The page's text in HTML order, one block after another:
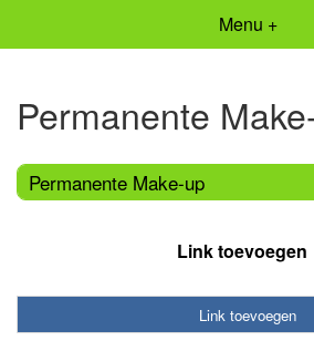
Menu +
Permanente
Permanente Make-up
Link toevoegen
Link toevoegen